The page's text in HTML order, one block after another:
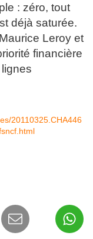
: zéro, tout
déjà saturée.
Leroy et
financière
20110325.CHA446